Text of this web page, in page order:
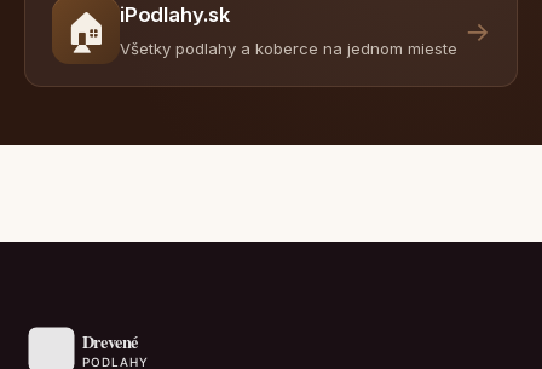
🏠 iPodlahy.sk
Všetky podlahy a koberce na jednom mieste
→